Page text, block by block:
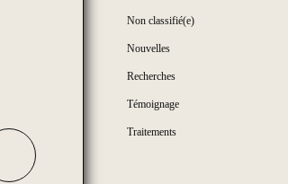
Non classifié(e)
Nouvelles
Recherches
Témoignage
Traitements